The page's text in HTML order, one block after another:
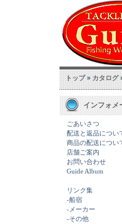
トップ»カタログ
インフォメ
ごあいさつ
配送と返品につい
商品の配送につい
店舗ご案内
お問い合わせ
Guide Album
リンク集
-船宿
-メーカー
-その他